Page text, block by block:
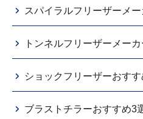
スパイラルフリーザーメ
トンネルフリーザーメー
ショックフリーザーおす
ブラストチラーおすすめ3